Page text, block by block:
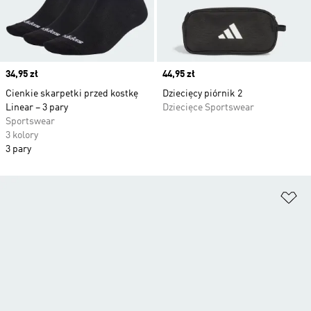
Price
34,95 zł
Cienkie skarpetki przed kostkę
Linear – 3 pary
Sportswear
3 kolory
3 pary
Price
44,95 zł
Dziecięcy piórnik 2
Dziecięce Sportswear